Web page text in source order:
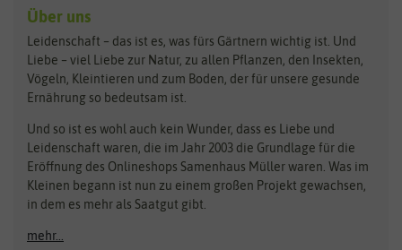
Kräutersamen
Obstsamen
Pilzbrut
Rasensamen
Steckzwiebeln
Zimmer & Kübelpflanzen
Kataloge
Schnäppchen
Anzucht & Gartenzubehör
Anzuchtschalen
Benary
Bingenheimer Saatgut
BioBalu
Bionana
BIOWOL
Blumicorn
Bûten Birds
Dürr-Samen
elho
Feldsaaten Freudenberger
Fertil
Flora Elite
Über uns
Leidenschaft – das ist es, was fürs Gärtnern wichtig ist. Und
Liebe – viel Liebe zur Natur, zu allen Pflanzen, den Insekten,
Vögeln, Kleintieren und zum Boden, der für unsere gesunde
Ernährung so bedeutsam ist.
Und so ist es wohl auch kein Wunder, dass es Liebe und
Leidenschaft waren, die im Jahr 2003 die Grundlage für die
Eröffnung des Onlineshops Samenhaus Müller waren. Was im
Kleinen begann ist nun zu einem großen Projekt gewachsen,
in dem es mehr als Saatgut gibt.
mehr...